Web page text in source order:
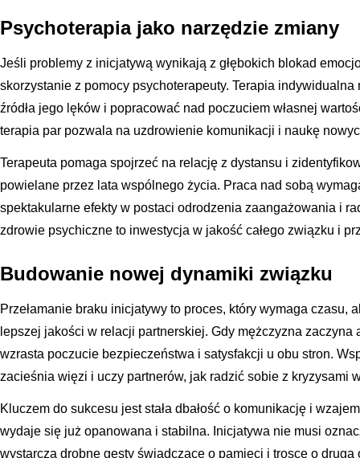
Psychoterapia jako narzędzie zmiany
Jeśli problemy z inicjatywą wynikają z głębokich blokad
skorzystanie z pomocy psychoterapeuty. Terapia
źródła jego lęków i popracować nad poczuciem własnej
terapia par pozwala na uzdrowienie komunikacji i naukę
Terapeuta pomaga spojrzeć na relację z dystansu i
powielane przez lata wspólnego życia. Praca nad sobą
spektakularne efekty w postaci odrodzenia zaangażowania i
zdrowie psychiczne to inwestycja w jakość całego związku i
Budowanie nowej dynamiki związku
Przełamanie braku inicjatywy to proces, który wymaga czasu,
lepszej jakości w relacji partnerskiej. Gdy mężczyzna
wzrasta poczucie bezpieczeństwa i satysfakcji u obu stron.
zacieśnia więzi i uczy partnerów, jak radzić sobie z kryzysami
Kluczem do sukcesu jest stała dbałość o komunikację i
wydaje się już opanowana i stabilna. Inicjatywa nie musi
wystarczą drobne gesty świadczące o pamięci i trosce o